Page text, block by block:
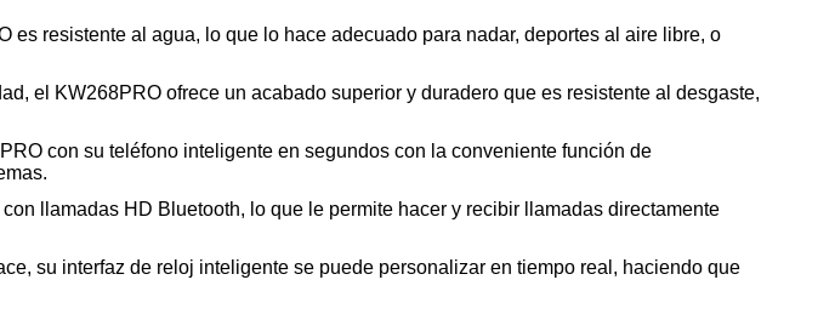
resistente al agua, lo que lo hace adecuado para nadar, deportes al aire libre, o
el KW268PRO ofrece un acabado superior y duradero que es resistente al desgaste,
con su teléfono inteligente en segundos con la conveniente función de
llamadas HD Bluetooth, lo que le permite hacer y recibir llamadas directamente
su interfaz de reloj inteligente se puede personalizar en tiempo real, haciendo que